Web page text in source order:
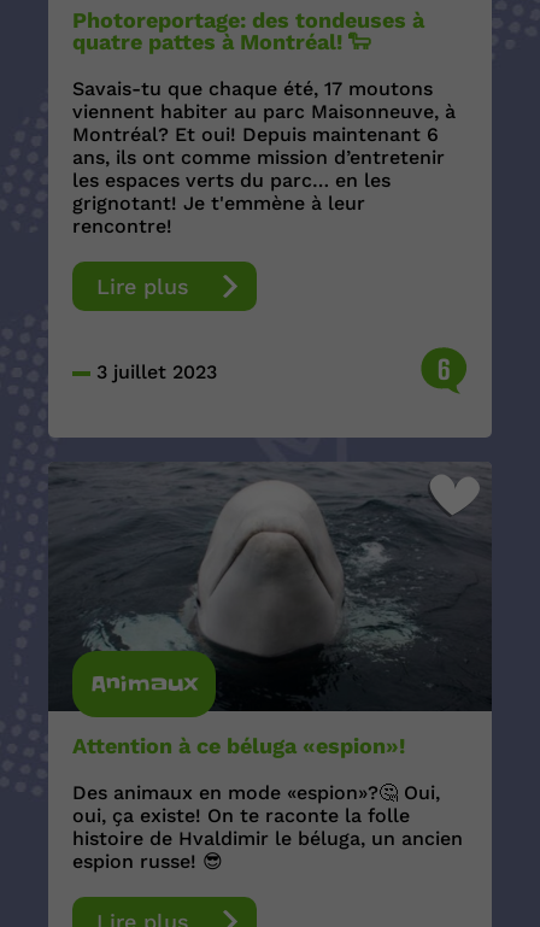
Photoreportage: des tondeuses à
quatre pattes à Montréal! 🐑
Savais-tu que chaque été, 17 moutons
viennent habiter au parc Maisonneuve, à
Montréal? Et oui! Depuis maintenant 6
ans, ils ont comme mission d’entretenir
les espaces verts du parc… en les
grignotant! Je t'emmène à leur
rencontre!
Lire plus
3 juillet 2023 6
Animaux
Attention à ce béluga «espion»!
Des animaux en mode «espion»?🤔 Oui,
oui, ça existe! On te raconte la folle
histoire de Hvaldimir le béluga, un ancien
espion russe! 😎
Lire plus